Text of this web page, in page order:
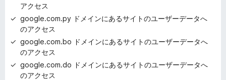
アクセス
google.com.py ドメインにあるサイトのユーザーデータへ
のアクセス
google.com.bo ドメインにあるサイトのユーザーデータへ
のアクセス
google.com.do ドメインにあるサイトのユーザーデータへ
のアクセス